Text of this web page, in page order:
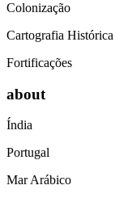
Colonização
Cartografia Histórica
Fortificações
about
Índia
Portugal
Mar Arábico